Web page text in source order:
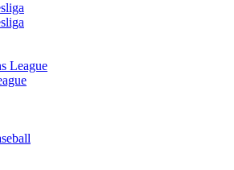
League